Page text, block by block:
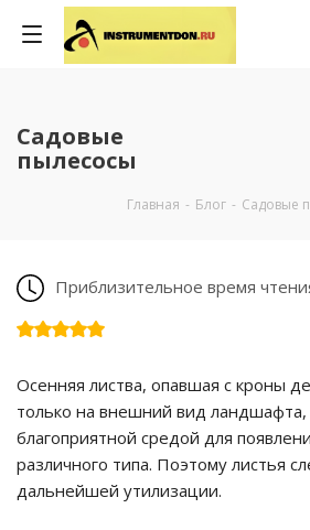
Садовые
пылесосы
Главная - Блог - Садовые
Приблизительное время
Осенняя листва, опавшая с кроны
только на внешний вид ландшафта,
благоприятной средой для
различного типа. Поэтому листья
дальнейшей утилизации.